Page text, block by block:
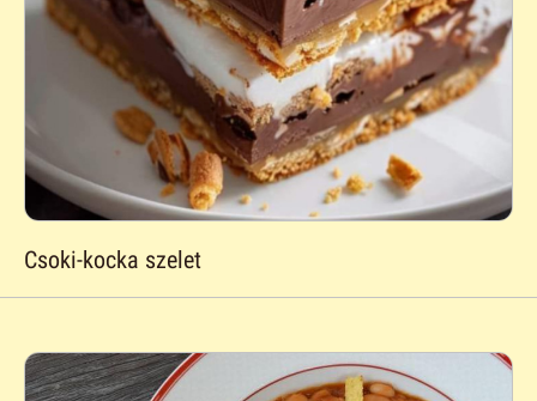
Csoki-kocka szelet